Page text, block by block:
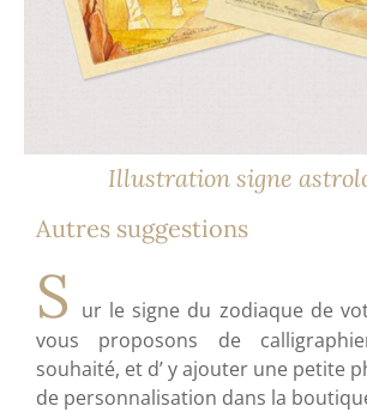
Autres suggestions
S ur le signe du zodiaque de
vous proposons de
souhaité, et d’ y ajouter une petite
de personnalisation dans la
Illustration signe